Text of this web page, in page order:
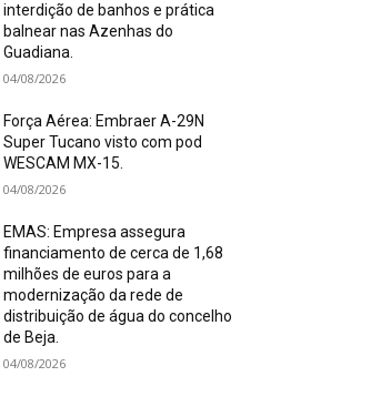
interdição de banhos e prática
balnear nas Azenhas do
Guadiana.
04/08/2026
Força Aérea: Embraer A-29N
Super Tucano visto com pod
WESCAM MX-15.
04/08/2026
EMAS: Empresa assegura
financiamento de cerca de 1,68
milhões de euros para a
modernização da rede de
distribuição de água do concelho
de Beja.
04/08/2026